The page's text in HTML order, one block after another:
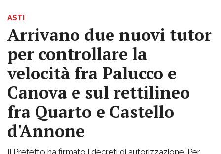
ASTI
Arrivano due nuovi tutor
per controllare la
velocità fra Palucco e
Canova e sul rettilineo
fra Quarto e Castello
d'Annone
Il Prefetto ha firmato i decreti di autorizzazione. Per